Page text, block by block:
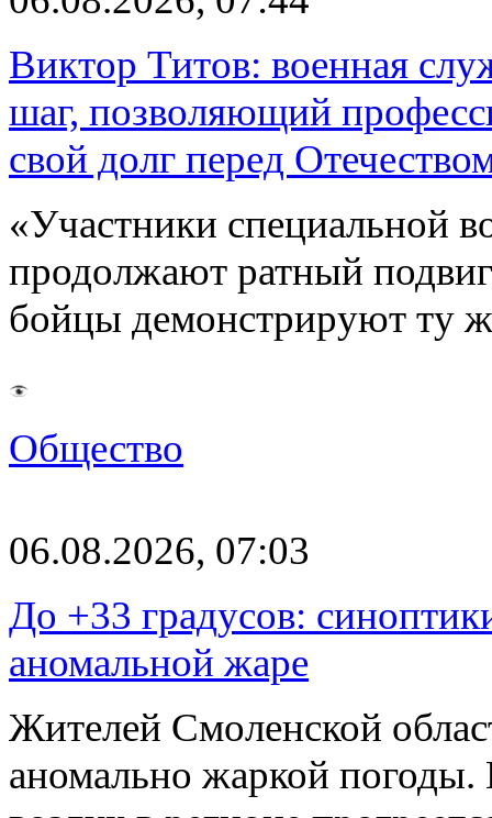
Виктор Титов: военная
шаг, позволяющий
свой долг перед
«Участники специальной
продолжают ратный
бойцы демонстрируют ту
Общество
06.08.2026, 07:03
До +33 градусов:
аномальной жаре
Жителей Смоленской
аномально жаркой погоды.